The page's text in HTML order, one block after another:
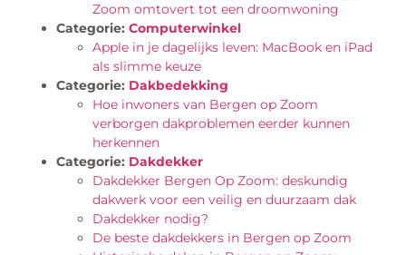
Zoom omtovert tot een droomwoning
Categorie: Computerwinkel
Apple in je dagelijks leven: MacBook en iPad
als slimme keuze
Categorie: Dakbedekking
Hoe inwoners van Bergen op Zoom
verborgen dakproblemen eerder kunnen
herkennen
Categorie: Dakdekker
Dakdekker Bergen Op Zoom: deskundig
dakwerk voor een veilig en duurzaam dak
Dakdekker nodig?
De beste dakdekkers in Bergen op Zoom